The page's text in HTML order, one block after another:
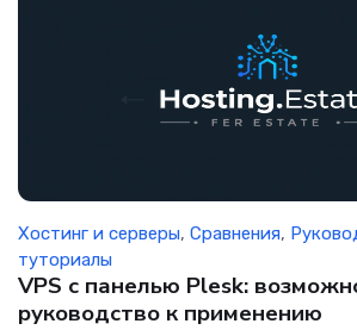
Хостинг и серверы, Сравнения,
туториалы
VPS с панелью Plesk:
руководство к применению